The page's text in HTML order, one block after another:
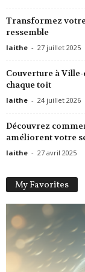
Transformez
ressemble
laithe - 27 juillet 2025
Couverture à
chaque toit
laithe - 24 juillet 2026
Découvrez
améliorent votre
laithe - 27 avril 2025
My Favorites